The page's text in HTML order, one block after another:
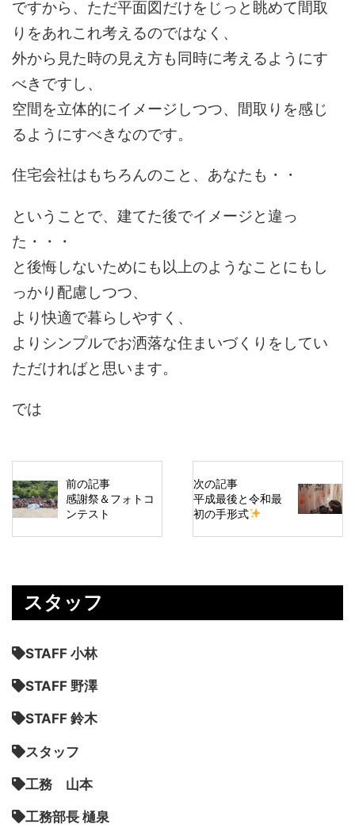
ですから、ただ平面図だけをじっと眺めて間取
りをあれこれ考えるのではなく、
外から見た時の見え方も同時に考えるようにす
べきですし、
空間を立体的にイメージしつつ、間取りを感じ
るようにすべきなのです。
住宅会社はもちろんのこと、あなたも・・
ということで、建てた後でイメージと違っ
た・・・
と後悔しないためにも以上のようなことにもし
っかり配慮しつつ、
より快適で暮らしやすく、
よりシンプルでお洒落な住まいづくりをしてい
ただければと思います。
では
前の記事
感謝祭＆フォトコ
ンテスト
次の記事
平成最後と令和最
初の手形式
スタッフ
STAFF 小林
STAFF 野澤
STAFF 鈴木
スタッフ
工務 山本
工務部長 樋泉